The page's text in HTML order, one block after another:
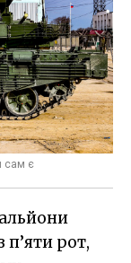
сам є
рот,